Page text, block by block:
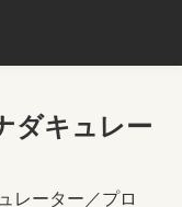
ダキュレー
レーター／プロ